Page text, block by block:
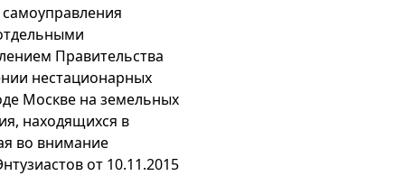
Правительства
нестационарных
Москве на земельных
находящихся в
во внимание
от 10.11.2015